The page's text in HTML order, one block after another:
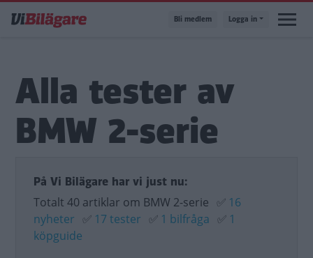
till
Bli medlem Logga in
Alla tester av
BMW 2-serie
På Vi Bilägare har vi just nu:
Totalt 40 artiklar om BMW 2-serie ✅ 16
nyheter ✅ 17 tester ✅ 1 bilfråga ✅ 1
köpguide